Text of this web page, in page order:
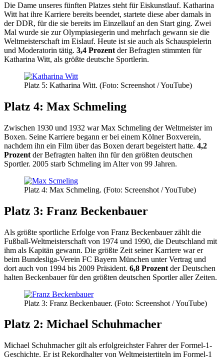
Die Dame unseres fünften Platzes steht für Eiskunstlauf. Katharina
Witt hat ihre Karriere bereits beendet, startete diese aber damals in
der DDR, für die sie bereits im Einzellauf an den Start ging. Zwei
Mal wurde sie zur Olympiasiegerin und mehrfach gewann sie die
Weltmeisterschaft im Eislauf. Heute ist sie auch als Schauspielerin
und Moderatorin tätig. 3,4 Prozent der Befragten stimmten für
Katharina Witt, als größte deutsche Sportlerin.
Platz 5: Katharina Witt. (Foto: Screenshot / YouTube)
Platz 4: Max Schmeling
Zwischen 1930 und 1932 war Max Schmeling der Weltmeister im
Boxen. Seine Karriere begann er bei einem Kölner Boxverein,
nachdem ihn ein Film über das Boxen derart begeistert hatte. 4,2
Prozent der Befragten halten ihn für den größten deutschen
Sportler. 2005 starb Schmeling im Alter von 99 Jahren.
Platz 4: Max Schmeling. (Foto: Screenshot / YouTube)
Platz 3: Franz Beckenbauer
Als größte sportliche Erfolge von Franz Beckenbauer zählt die
Fußball-Weltmeisterschaft von 1974 und 1990, die Deutschland mit
ihm als Kapitän gewann. Die größte Zeit seiner Karriere war er
beim Bundesliga-Verein FC Bayern München unter Vertrag und
dort auch von 1994 bis 2009 Präsident. 6,8 Prozent der Deutschen
halten Beckenbauer für den größten deutschen Sportler aller Zeiten.
Platz 3: Franz Beckenbauer. (Foto: Screenshot / YouTube)
Platz 2: Michael Schuhmacher
Michael Schuhmacher gilt als erfolgreichster Fahrer der Formel-1-
Geschichte. Er ist Rekordhalter von Weltmeistertiteln im Formel-1